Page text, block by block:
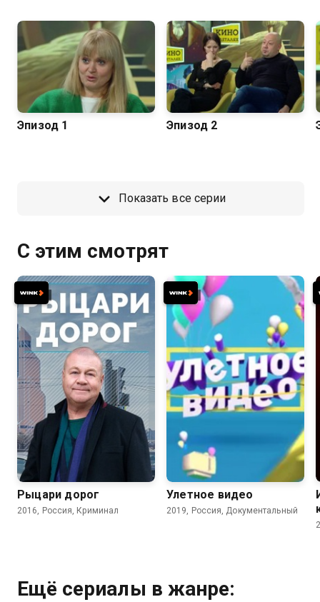
Эпизод 1 Эпизод 2
Показать все серии
С этим смотрят
Рыцари дорог
2016, Россия, Криминал
Улетное видео
2019, Россия, Документальный
Ещё сериалы в жанре: